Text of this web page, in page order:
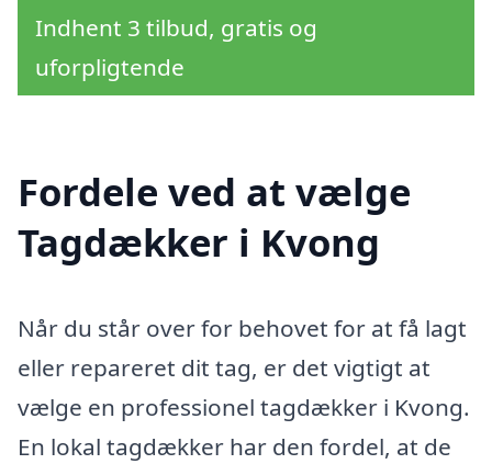
Indhent 3 tilbud, gratis og
uforpligtende
Fordele ved at vælge
Tagdækker i Kvong
Når du står over for behovet for at få lagt
eller repareret dit tag, er det vigtigt at
vælge en professionel tagdækker i Kvong.
En lokal tagdækker har den fordel, at de